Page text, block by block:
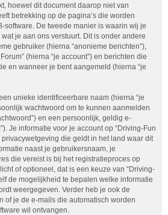
hoewel dit document daarop niet van
betrekking op de pagina’s die worden
software. De tweede manier is waarin wij je
je aan ons verstuurt. Dit is onder andere
gebruiker (hierna “anonieme berichten”),
(hierna “je account”) en berichten die
en wanneer je bent aangemeld (hierna “je
unieke identificeerbare naam (hierna “je
wachtwoord om te kunnen aanmelden
en een persoonlijk, geldig e-
Je informatie voor je account op “Driving-Fun
privacywetgeving die geldt in het land waar dit
naast je gebruikersnaam, je
die vereist is bij het registratieproces op
of optioneel, dat is een keuze van “Driving-
de mogelijkheid te bepalen welke informatie
weergegeven. Verder heb je ook de
of je de e-mails die automatisch worden
wil ontvangen.